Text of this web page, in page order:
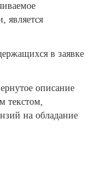
является
в заявке
описание
текстом,
на обладание